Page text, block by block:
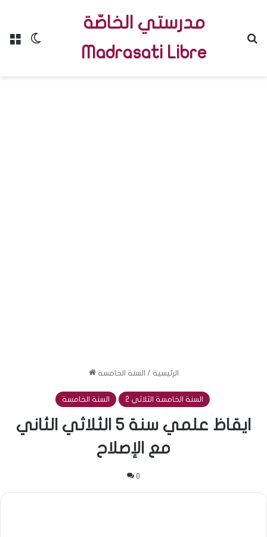
Menu
مدرستي الخاصّة
Madrasati Libre
الرئيسية / السنة الخامسة
السنة الخامسة السنة الخامسة الثلاثي 2
ايقاظ علمي سنة 5 الثلاثي الثاني
مع الإصلاح
0